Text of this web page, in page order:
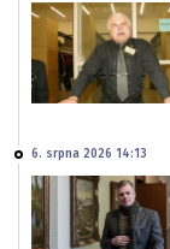
6. srpna 2026 14:13